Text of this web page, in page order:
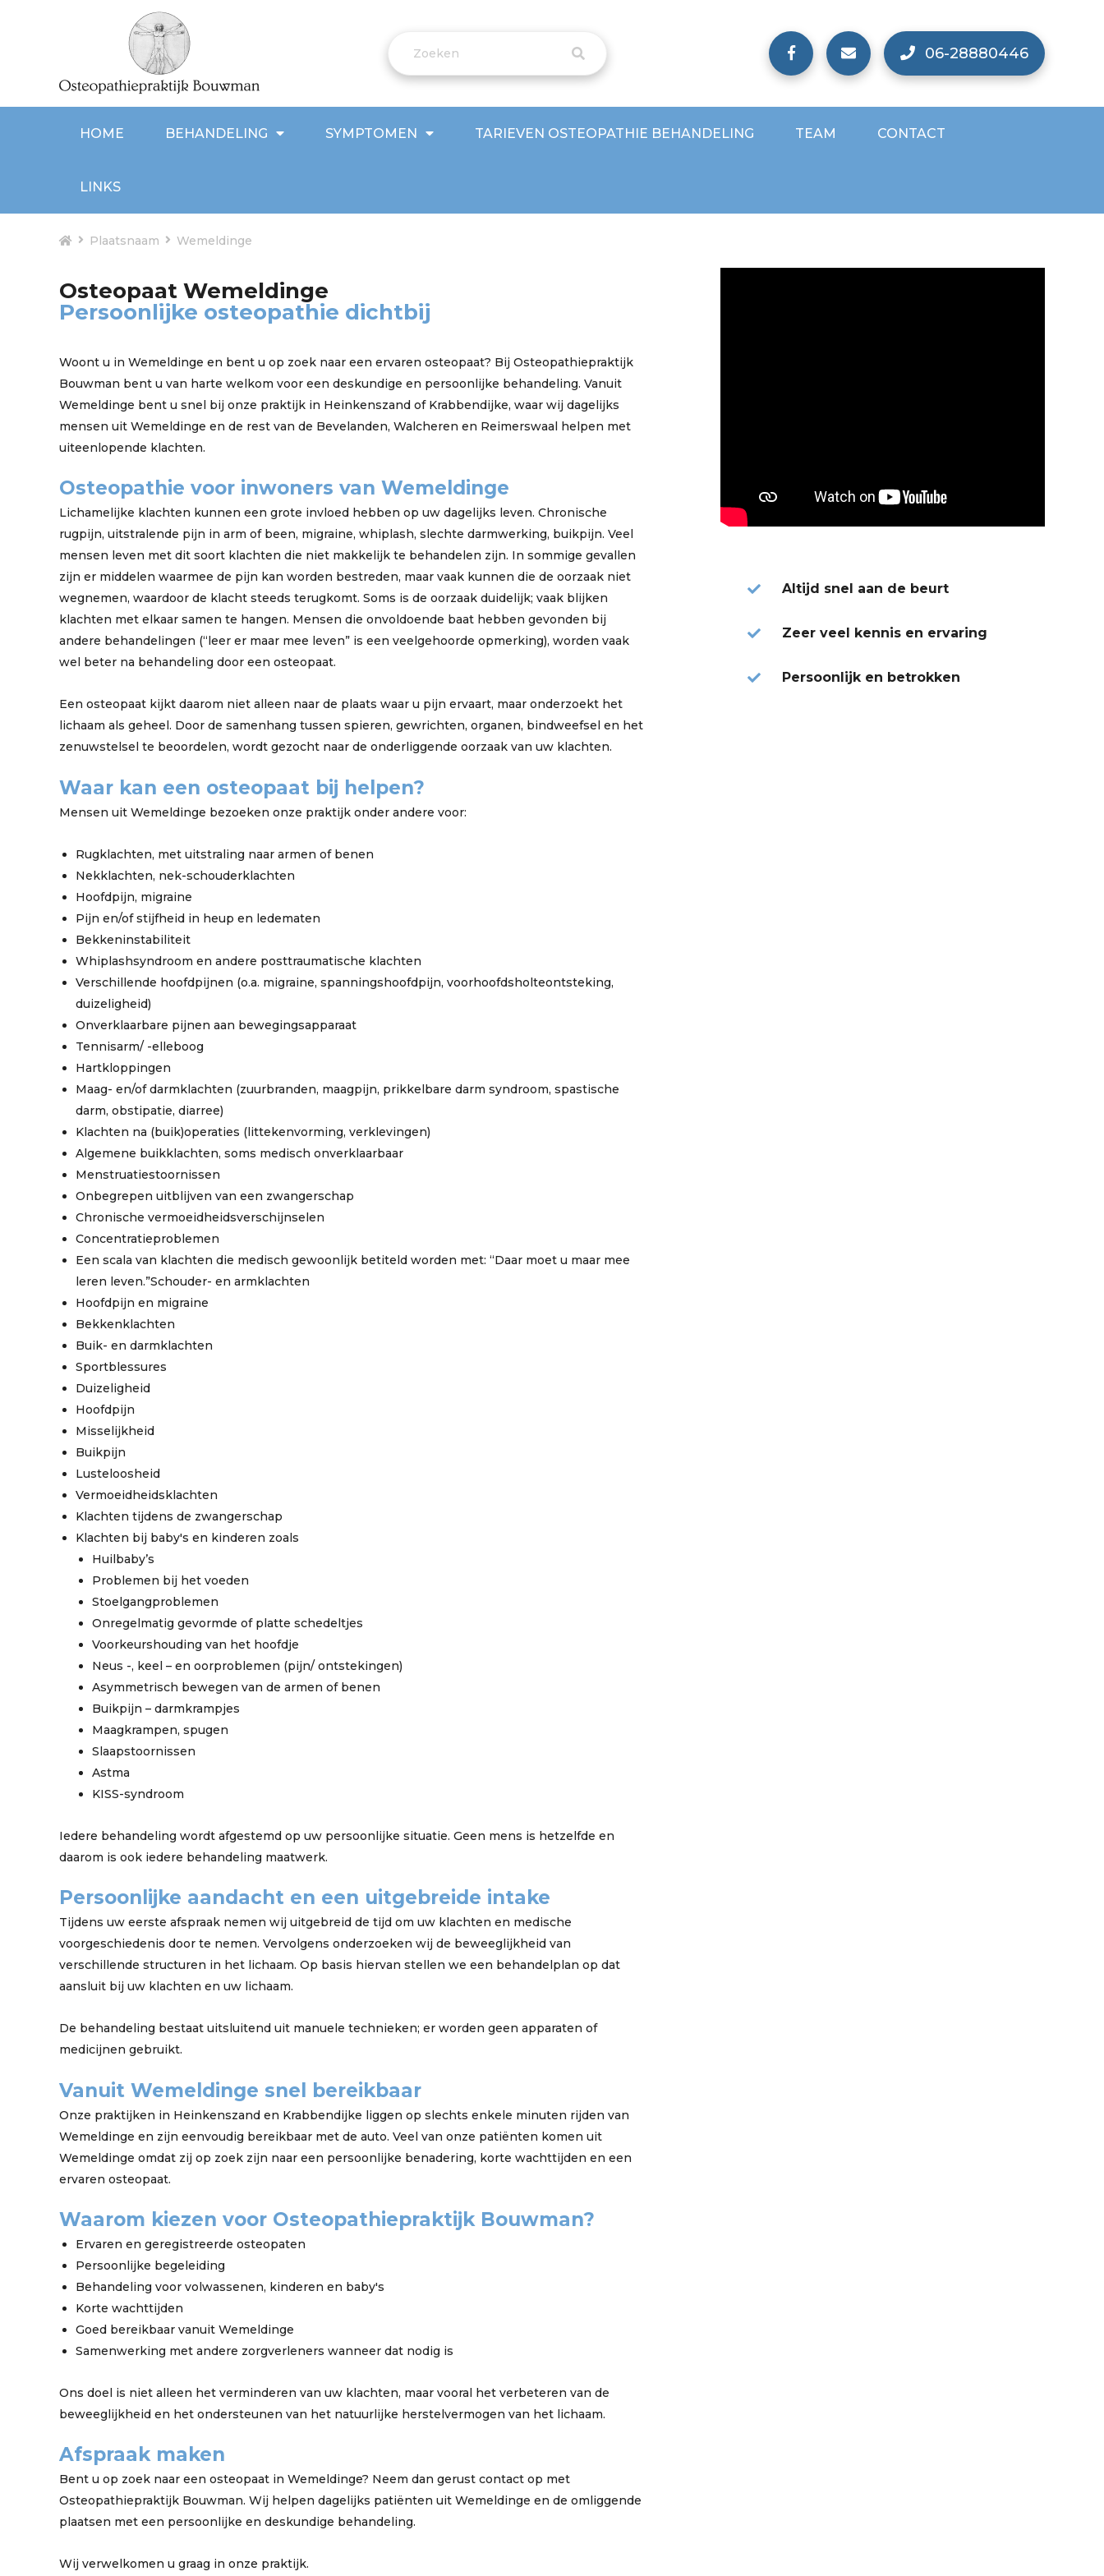
06-28880446
HOME BEHANDELING SYMPTOMEN TARIEVEN OSTEOPATHIE BEHANDELING TEAM CONTACT
LINKS
Plaatsnaam Wemeldinge
Osteopaat Wemeldinge
Persoonlijke osteopathie dichtbij
Woont u in Wemeldinge en bent u op zoek naar een ervaren osteopaat? Bij Osteopathiepraktijk
Bouwman bent u van harte welkom voor een deskundige en persoonlijke behandeling. Vanuit
Wemeldinge bent u snel bij onze praktijk in Heinkenszand of Krabbendijke, waar wij dagelijks
mensen uit Wemeldinge en de rest van de Bevelanden, Walcheren en Reimerswaal helpen met
uiteenlopende klachten.
Osteopathie voor inwoners van Wemeldinge
Lichamelijke klachten kunnen een grote invloed hebben op uw dagelijks leven. Chronische
rugpijn, uitstralende pijn in arm of been, migraine, whiplash, slechte darmwerking, buikpijn. Veel
mensen leven met dit soort klachten die niet makkelijk te behandelen zijn. In sommige gevallen
zijn er middelen waarmee de pijn kan worden bestreden, maar vaak kunnen die de oorzaak niet
wegnemen, waardoor de klacht steeds terugkomt. Soms is de oorzaak duidelijk; vaak blijken
klachten met elkaar samen te hangen. Mensen die onvoldoende baat hebben gevonden bij
andere behandelingen (“leer er maar mee leven” is een veelgehoorde opmerking), worden vaak
wel beter na behandeling door een osteopaat.
Een osteopaat kijkt daarom niet alleen naar de plaats waar u pijn ervaart, maar onderzoekt het
lichaam als geheel. Door de samenhang tussen spieren, gewrichten, organen, bindweefsel en het
zenuwstelsel te beoordelen, wordt gezocht naar de onderliggende oorzaak van uw klachten.
Waar kan een osteopaat bij helpen?
Mensen uit Wemeldinge bezoeken onze praktijk onder andere voor:
Rugklachten, met uitstraling naar armen of benen
Nekklachten, nek-schouderklachten
Hoofdpijn, migraine
Pijn en/of stijfheid in heup en ledematen
Bekkeninstabiliteit
Whiplashsyndroom en andere posttraumatische klachten
Verschillende hoofdpijnen (o.a. migraine, spanningshoofdpijn, voorhoofdsholteontsteking,
duizeligheid)
Onverklaarbare pijnen aan bewegingsapparaat
Tennisarm/ -elleboog
Hartkloppingen
Maag- en/of darmklachten (zuurbranden, maagpijn, prikkelbare darm syndroom, spastische
darm, obstipatie, diarree)
Klachten na (buik)operaties (littekenvorming, verklevingen)
Algemene buikklachten, soms medisch onverklaarbaar
Menstruatiestoornissen
Onbegrepen uitblijven van een zwangerschap
Chronische vermoeidheidsverschijnselen
Concentratieproblemen
Een scala van klachten die medisch gewoonlijk betiteld worden met: “Daar moet u maar mee
leren leven.”Schouder- en armklachten
Hoofdpijn en migraine
Bekkenklachten
Buik- en darmklachten
Sportblessures
Duizeligheid
Hoofdpijn
Misselijkheid
Buikpijn
Lusteloosheid
Vermoeidheidsklachten
Klachten tijdens de zwangerschap
Klachten bij baby's en kinderen zoals
Huilbaby’s
Problemen bij het voeden
Stoelgangproblemen
Onregelmatig gevormde of platte schedeltjes
Voorkeurshouding van het hoofdje
Neus -, keel – en oorproblemen (pijn/ ontstekingen)
Asymmetrisch bewegen van de armen of benen
Buikpijn – darmkrampjes
Maagkrampen, spugen
Slaapstoornissen
Astma
KISS-syndroom
Iedere behandeling wordt afgestemd op uw persoonlijke situatie. Geen mens is hetzelfde en
daarom is ook iedere behandeling maatwerk.
Persoonlijke aandacht en een uitgebreide intake
Tijdens uw eerste afspraak nemen wij uitgebreid de tijd om uw klachten en medische
voorgeschiedenis door te nemen. Vervolgens onderzoeken wij de beweeglijkheid van
verschillende structuren in het lichaam. Op basis hiervan stellen we een behandelplan op dat
aansluit bij uw klachten en uw lichaam.
De behandeling bestaat uitsluitend uit manuele technieken; er worden geen apparaten of
medicijnen gebruikt.
Vanuit Wemeldinge snel bereikbaar
Onze praktijken in Heinkenszand en Krabbendijke liggen op slechts enkele minuten rijden van
Wemeldinge en zijn eenvoudig bereikbaar met de auto. Veel van onze patiënten komen uit
Wemeldinge omdat zij op zoek zijn naar een persoonlijke benadering, korte wachttijden en een
ervaren osteopaat.
Waarom kiezen voor Osteopathiepraktijk Bouwman?
Ervaren en geregistreerde osteopaten
Persoonlijke begeleiding
Behandeling voor volwassenen, kinderen en baby's
Korte wachttijden
Goed bereikbaar vanuit Wemeldinge
Samenwerking met andere zorgverleners wanneer dat nodig is
Ons doel is niet alleen het verminderen van uw klachten, maar vooral het verbeteren van de
beweeglijkheid en het ondersteunen van het natuurlijke herstelvermogen van het lichaam.
Afspraak maken
Bent u op zoek naar een osteopaat in Wemeldinge? Neem dan gerust contact op met
Osteopathiepraktijk Bouwman. Wij helpen dagelijks patiënten uit Wemeldinge en de omliggende
plaatsen met een persoonlijke en deskundige behandeling.
Wij verwelkomen u graag in onze praktijk.
Altijd snel aan de beurt
Zeer veel kennis en ervaring
Persoonlijk en betrokken